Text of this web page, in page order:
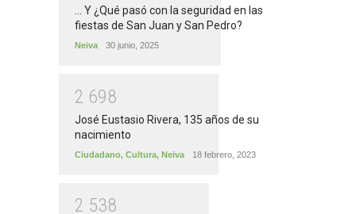
... Y ¿Qué pasó con la seguridad en las
fiestas de San Juan y San Pedro?
Neiva 30 junio, 2025
2 698
José Eustasio Rivera, 135 años de su
nacimiento
Ciudadano, Cultura, Neiva 18 febrero, 2023
2 538